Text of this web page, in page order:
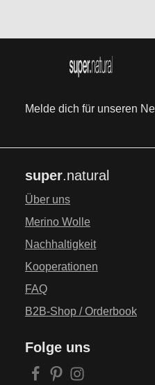
Melde dich für unseren
Folge uns
super.natural
Über uns
Merino Wolle
Nachhaltigkeit
Kooperationen
FAQ
B2B-Shop / Orderbook